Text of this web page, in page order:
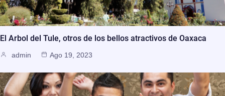
El Arbol del Tule, otros de los bellos atractivos de Oaxaca
admin Ago 19, 2023